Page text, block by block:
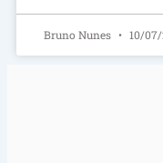
Bruno Nunes 10/